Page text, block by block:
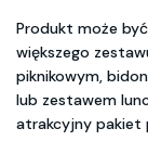
Produkt może
większego
piknikowym,
lub zestawem
atrakcyjny pakiet